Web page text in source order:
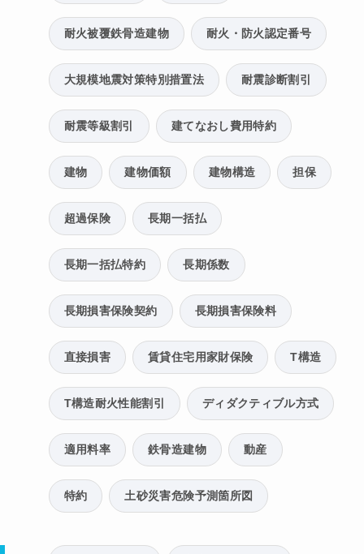
耐火被覆鉄骨造建物 耐火・防火認定番号
大規模地震対策特別措置法 耐震診断割引
耐震等級割引 建てなおし費用特約
建物 建物価額 建物構造 担保
超過保険 長期一括払
長期一括払特約 長期係数
長期損害保険契約 長期損害保険料
直接損害 賃貸住宅用家財保険 T構造
T構造耐火性能割引 ディダクティブル方式
適用料率 鉄骨造建物 動産
特約 土砂災害危険予測箇所図